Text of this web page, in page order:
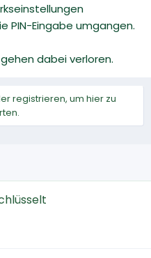
PIN-Eingabe umgangen.
dabei verloren.
registrieren, um hier zu